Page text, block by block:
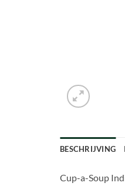
BESCHRIJVING
Cup-a-Soup